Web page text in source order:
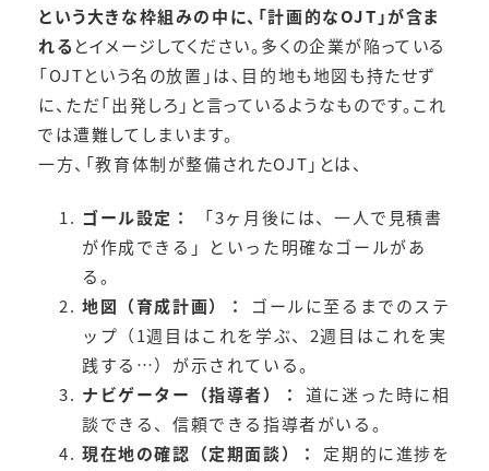
という大きな枠組みの中に、「計画的なOJT」が含ま
れる とイメージしてください。多くの企業が陥っている
「OJTという名の放置」は、目的地も地図も持たせず
に、ただ「出発しろ」と言っているようなものです。これ
では遭難してしまいます。
一方、「教育体制が整備されたOJT」とは、
ゴール設定：
「3ヶ月後には、一人で見積書
が作成できる」といった明確なゴールがあ
る。
地図（育成計画）：
ゴールに至るまでのステ
ップ（1週目はこれを学ぶ、2週目はこれを実
践する…）が示されている。
ナビゲーター（指導者）：
道に迷った時に相
談できる、信頼できる指導者がいる。
現在地の確認（定期面談）：
定期的に進捗を